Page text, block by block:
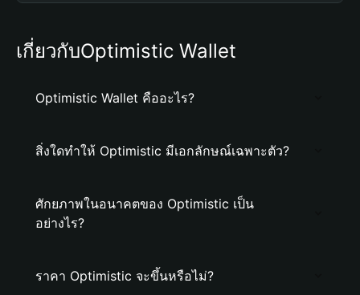
เกี่ยวกับOptimistic Wallet
Optimistic Wallet คืออะไร?
สิ่งใดทำให้ Optimistic มีเอกลักษณ์เฉพาะตัว?
ศักยภาพในอนาคตของ Optimistic เป็น
อย่างไร?
ราคา Optimistic จะขึ้นหรือไม่?